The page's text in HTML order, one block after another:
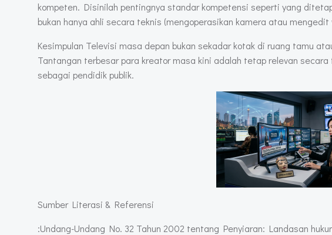
kompeten. Disinilah pentingnya standar kompetensi seperti yang
bukan hanya ahli secara teknis (mengoperasikan kamera atau
Kesimpulan Televisi masa depan bukan sekadar kotak di ruang tamu
Tantangan terbesar para kreator masa kini adalah tetap relevan
sebagai pendidik publik.
Sumber Literasi & Referensi
:Undang-Undang No. 32 Tahun 2002 tentang Penyiaran: Landasan